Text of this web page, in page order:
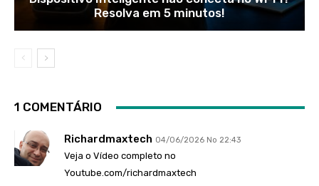
Resolva em 5 minutos!
1 COMENTÁRIO
Richardmaxtech 04/06/2026 No 22:43
Veja o Vídeo completo no
Youtube.com/richardmaxtech